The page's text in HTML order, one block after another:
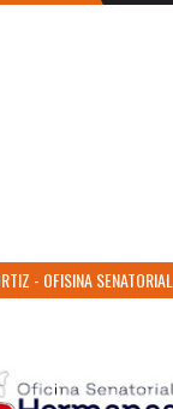
- OFISINA SENATORIAL